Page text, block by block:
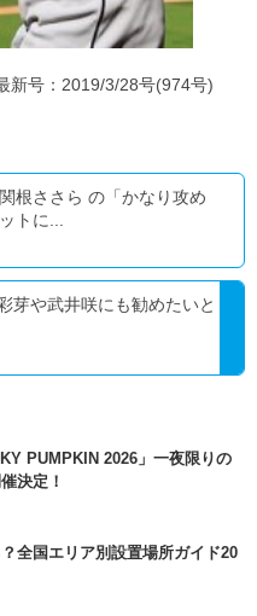
新号：2019/3/28号(974号)
根ささら の「かなり攻め
トに...
芽や武井咲にも勧めたいと
PUMPKIN 2026」一夜限りの
決定！
全国エリア別設置場所ガイド20